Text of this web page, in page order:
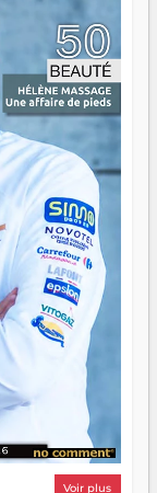
on dit. Ce
une question
vos échecs.
mieux que
avance.
rame dans le
Voir plus